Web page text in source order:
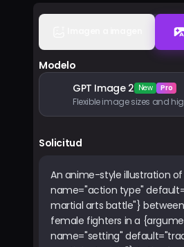
Iniciar sesión
Modelo
GPT Image 2 New Pro
Solicitud